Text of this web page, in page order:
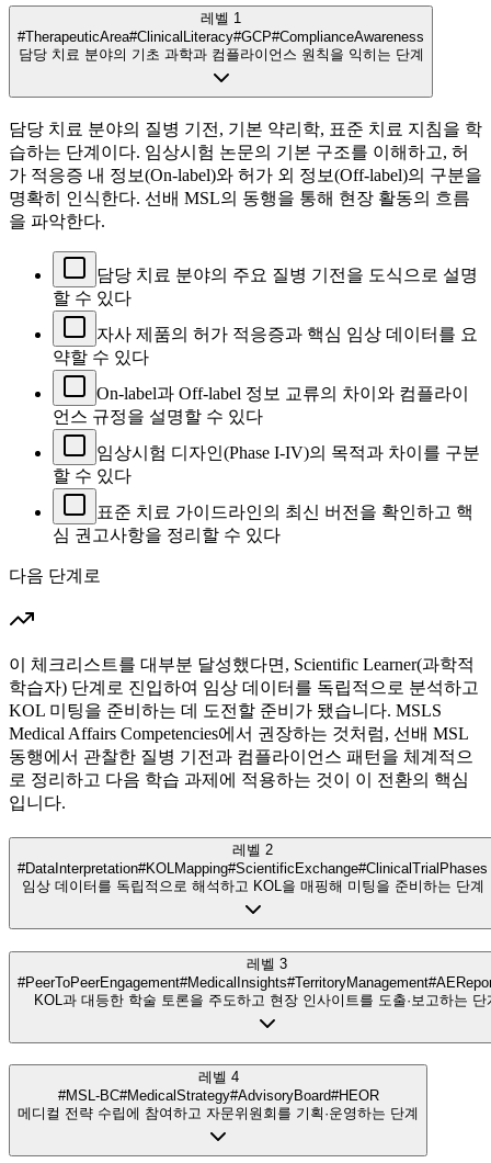
레벨 1
#TherapeuticArea#ClinicalLiteracy#GCP#ComplianceAwareness
담당 치료 분야의 기초 과학과 컴플라이언스 원칙을 익히는 단계
담당 치료 분야의 질병 기전, 기본 약리학, 표준 치료 지침을 학
습하는 단계이다. 임상시험 논문의 기본 구조를 이해하고, 허
가 적응증 내 정보(On-label)와 허가 외 정보(Off-label)의 구분을
명확히 인식한다. 선배 MSL의 동행을 통해 현장 활동의 흐름
을 파악한다.
담당 치료 분야의 주요 질병 기전을 도식으로 설명
할 수 있다
자사 제품의 허가 적응증과 핵심 임상 데이터를 요
약할 수 있다
On-label과 Off-label 정보 교류의 차이와 컴플라이
언스 규정을 설명할 수 있다
임상시험 디자인(Phase I-IV)의 목적과 차이를 구분
할 수 있다
표준 치료 가이드라인의 최신 버전을 확인하고 핵
심 권고사항을 정리할 수 있다
다음 단계로
이 체크리스트를 대부분 달성했다면, Scientific Learner(과학적
학습자) 단계로 진입하여 임상 데이터를 독립적으로 분석하고
KOL 미팅을 준비하는 데 도전할 준비가 됐습니다. MSLS
Medical Affairs Competencies에서 권장하는 것처럼, 선배 MSL
동행에서 관찰한 질병 기전과 컴플라이언스 패턴을 체계적으
로 정리하고 다음 학습 과제에 적용하는 것이 이 전환의 핵심
입니다.
레벨 2
#DataInterpretation#KOLMapping#ScientificExchange#ClinicalTrialPhases
임상 데이터를 독립적으로 해석하고 KOL을 매핑해 미팅을 준비하는 단계
레벨 3
#PeerToPeerEngagement#MedicalInsights#TerritoryManagement
KOL과 대등한 학술 토론을 주도하고 현장 인사이트를 도출·보고하는 단
레벨 4
#MSL-BC#MedicalStrategy#AdvisoryBoard#HEOR
메디컬 전략 수립에 참여하고 자문위원회를 기획·운영하는 단계